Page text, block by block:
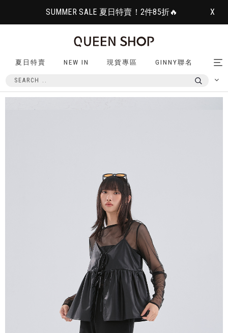
SUMMER SALE 夏日特賣！2件85折🔥 X
夏日特賣 NEW IN 現貨專區 GINNY聯名